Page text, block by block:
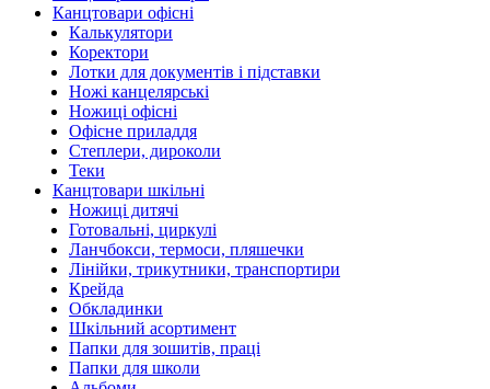
Канцтовари офісні
Калькулятори
Коректори
Лотки для документів і підставки
Ножі канцелярські
Ножиці офісні
Офісне приладдя
Степлери, дироколи
Теки
Канцтовари шкільні
Ножиці дитячі
Готовальні, циркулі
Ланчбокси, термоси, пляшечки
Лінійки, трикутники, транспортири
Крейда
Обкладинки
Шкільний асортимент
Папки для зошитів, праці
Папки для школи